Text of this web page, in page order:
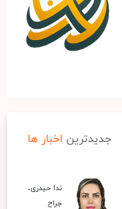
جدیدترین اخبار ها
ندا حیدری،
جراح